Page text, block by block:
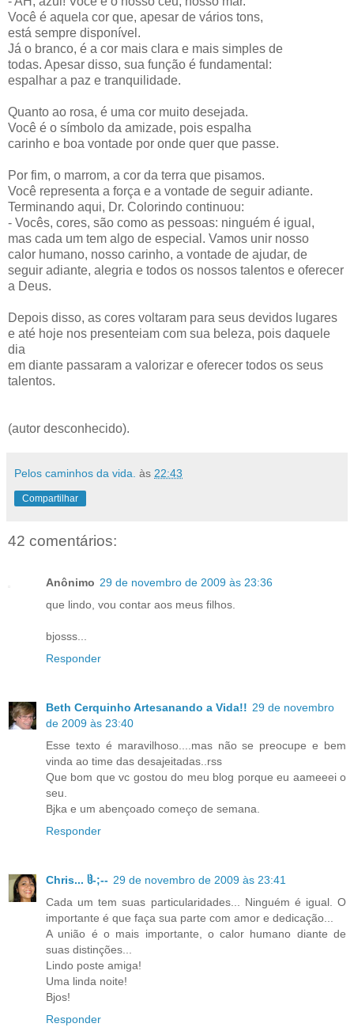
Você é aquela cor que, apesar de vários tons,
está sempre disponível.
Já o branco, é a cor mais clara e mais simples de
todas. Apesar disso, sua função é fundamental:
espalhar a paz e tranquilidade.
Quanto ao rosa, é uma cor muito desejada.
Você é o símbolo da amizade, pois espalha
carinho e boa vontade por onde quer que passe.
Por fim, o marrom, a cor da terra que pisamos.
Você representa a força e a vontade de seguir adiante.
Terminando aqui, Dr. Colorindo continuou:
- Vocês, cores, são como as pessoas: ninguém é igual,
mas cada um tem algo de especial. Vamos unir nosso
calor humano, nosso carinho, a vontade de ajudar, de
seguir adiante, alegria e todos os nossos talentos e oferecer
a Deus.
Depois disso, as cores voltaram para seus devidos lugares
e até hoje nos presenteiam com sua beleza, pois daquele
dia
em diante passaram a valorizar e oferecer todos os seus
talentos.
(autor desconhecido).
Pelos caminhos da vida. às 22:43
Compartilhar
42 comentários:
Anônimo 29 de novembro de 2009 às 23:36
que lindo, vou contar aos meus filhos.
bjosss...
Responder
Beth Cerquinho Artesanando a Vida!! 29 de novembro
de 2009 às 23:40
Esse texto é maravilhoso....mas não se preocupe e bem
vinda ao time das desajeitadas..rss
Que bom que vc gostou do meu blog porque eu aameeei o
seu.
Bjka e um abençoado começo de semana.
Responder
Chris... ჱ-;-- 29 de novembro de 2009 às 23:41
Cada um tem suas particularidades... Ninguém é igual. O
importante é que faça sua parte com amor e dedicação...
A união é o mais importante, o calor humano diante de
suas distinções...
Lindo poste amiga!
Uma linda noite!
Bjos!
Responder